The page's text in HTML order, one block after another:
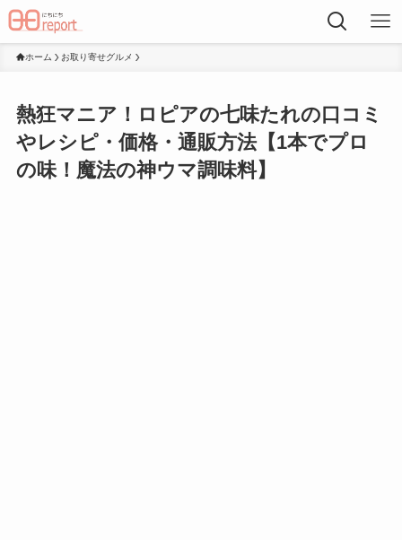
ホーム お取り寄せグルメ
熱狂マニア！ロピアの七味たれの口コミ
やレシピ・価格・通販方法【1本でプロ
の味！魔法の神ウマ調味料】